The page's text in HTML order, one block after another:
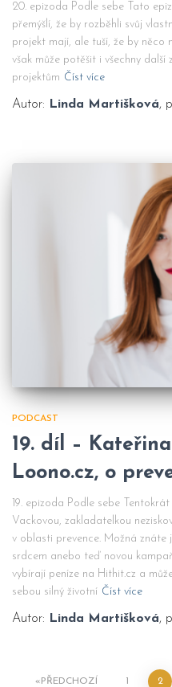
20. epizoda Podle sebe Tato
přemýšlí, že by rozběhli svůj
projekt mají, ale tuší, že by něco
však může potěšit i všechny další
projektům Číst více
Autor: Linda Martišková,
PODCAST
19. díl –
Loono.cz, o
19. epizoda Podle sebe
Vackovou, zakladatelkou
v oblasti prevence. Možná znáte
srdcem anebo teď novou
vybírají peníze na Hithit.cz a
sebou silný životní Číst více
Autor: Linda Martišková,
PŘEDCHOZÍ 1 2